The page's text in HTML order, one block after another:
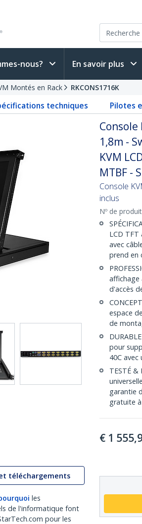
nous? En savoir plus
Montés en Rack RKCONS1716K
techniques Pilotes
téléchargements
les
de l'informatique font
pour les
Console
1,8m -
KVM
MTBF -
Console
inclus
Nº de
LCD
avec
prend en
affichage
d'accès
espace
de
pour
40C avec
TESTÉ &
garantie
gratuite
€ 1